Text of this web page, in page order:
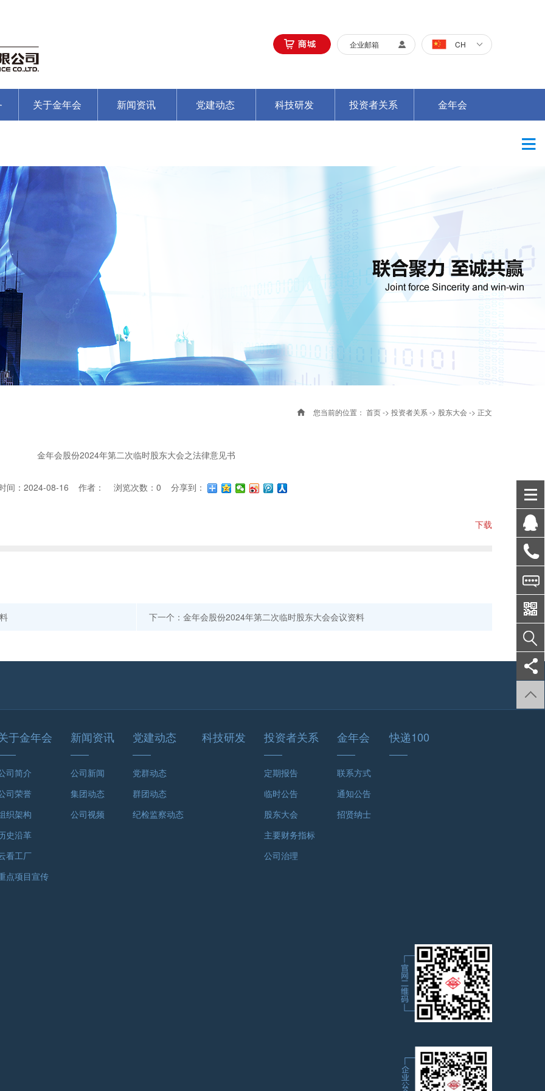
CH
企业邮箱
关于金年会 新闻资讯 党建动态 科技研发 投资者关系 金年会
您当前的位置： 首页-> 投资者关系 -> 股东大会-> 正文
金年会股份2024年第二次临时股东大会之法律意见书
间：2024-08-16 作者： 浏览次数： 0 分享到：
下载
下一个：金年会股份2024年第二次临时股东大会会议资料
于金年会
司简介
司荣誉
织架构
史沿革
看工厂
点项目宣传
新闻资讯
公司新闻
集团动态
公司视频
党建动态
党群动态
群团动态
纪检监察动态
科技研发 投资者关系
定期报告
临时公告
股东大会
主要财务指标
公司治理
金年会
联系方式
通知公告
招贤纳士
快递100